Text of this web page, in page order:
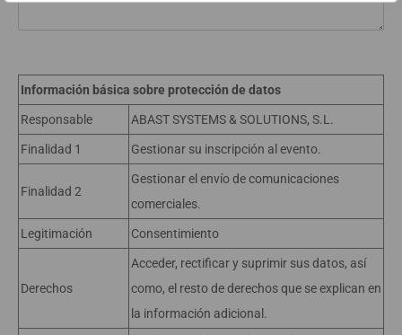
Información básica sobre protección de datos
Responsable ABAST SYSTEMS & SOLUTIONS, S.L.
Finalidad 1 Gestionar su inscripción al evento.
Finalidad 2
Gestionar el envío de comunicaciones
comerciales.
Legitimación Consentimiento
Derechos
Acceder, rectificar y suprimir sus datos, así
como, el resto de derechos que se explican en
la información adicional.